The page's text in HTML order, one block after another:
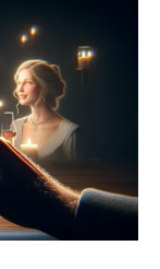
基本且
最基本且強烈
的影響。 1.
應，它可以迅
而，在缺乏物
應，損害人際
當代社會，過度